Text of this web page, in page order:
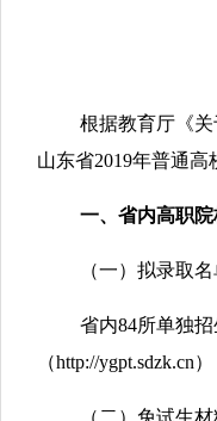
根据教育厅《
山东省2019年普通
一、省内高职
（一）拟录取
省内84所单独
（http://
（二）免试生